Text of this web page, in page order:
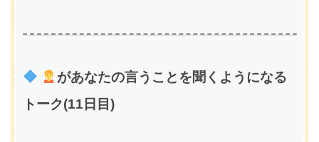
があなたの言うことを聞くようになる
トーク(11日目)